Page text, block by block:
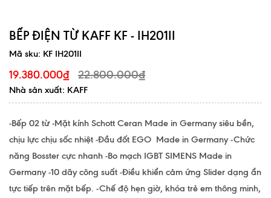
BẾP ĐIỆN TỪ KAFF KF - IH201II
Mã sku: KF IH201II
19.380.000₫ 22.800.000₫
Nhà sản xuất: KAFF
-Bếp 02 từ -Mặt kính Schott Ceran Made in Germany siêu bền,
chịu lực chịu sốc nhiệt -Đầu đốt EGO Made in Germany -Chức
năng Bosster cực nhanh -Bo mạch IGBT SIMENS Made in
Germany -10 dãy công suất -Điều khiển cảm ứng Slider dạng ẩn
tực tiếp trên mặt bếp. -Chế độ hẹn giờ, khóa trẻ em thông minh,